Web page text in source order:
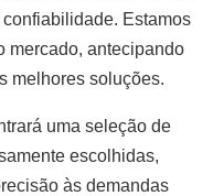
Estamos
mercado, antecipando
melhores soluções.
uma seleção de
escolhidas,
às demandas